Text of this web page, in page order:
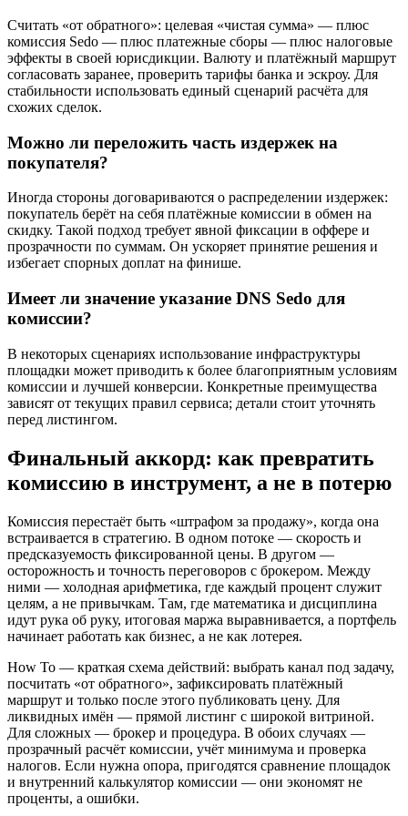
Считать «от обратного»: целевая «чистая сумма» — плюс
комиссия Sedo — плюс платежные сборы — плюс налоговые
эффекты в своей юрисдикции. Валюту и платёжный маршрут
согласовать заранее, проверить тарифы банка и эскроу. Для
стабильности использовать единый сценарий расчёта для
схожих сделок.
Можно ли переложить часть издержек на
покупателя?
Иногда стороны договариваются о распределении издержек:
покупатель берёт на себя платёжные комиссии в обмен на
скидку. Такой подход требует явной фиксации в оффере и
прозрачности по суммам. Он ускоряет принятие решения и
избегает спорных доплат на финише.
Имеет ли значение указание DNS Sedo для
комиссии?
В некоторых сценариях использование инфраструктуры
площадки может приводить к более благоприятным условиям
комиссии и лучшей конверсии. Конкретные преимущества
зависят от текущих правил сервиса; детали стоит уточнять
перед листингом.
Финальный аккорд: как превратить
комиссию в инструмент, а не в потерю
Комиссия перестаёт быть «штрафом за продажу», когда она
встраивается в стратегию. В одном потоке — скорость и
предсказуемость фиксированной цены. В другом —
осторожность и точность переговоров с брокером. Между
ними — холодная арифметика, где каждый процент служит
целям, а не привычкам. Там, где математика и дисциплина
идут рука об руку, итоговая маржа выравнивается, а портфель
начинает работать как бизнес, а не как лотерея.
How To — краткая схема действий: выбрать канал под задачу,
посчитать «от обратного», зафиксировать платёжный
маршрут и только после этого публиковать цену. Для
ликвидных имён — прямой листинг с широкой витриной.
Для сложных — брокер и процедура. В обоих случаях —
прозрачный расчёт комиссии, учёт минимума и проверка
налогов. Если нужна опора, пригодятся сравнение площадок
и внутренний калькулятор комиссии — они экономят не
проценты, а ошибки.